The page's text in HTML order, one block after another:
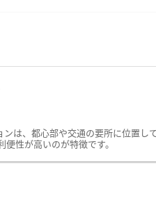
は、都心部や交通の要所に位置して
性が高いのが特徴です。